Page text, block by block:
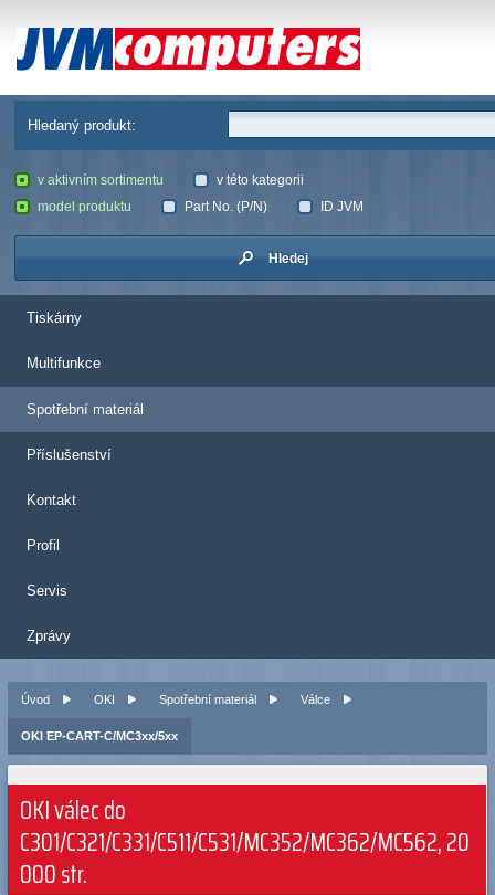
JVM Computers
Hledaný produkt:
v aktivním sortimentu
v této kategorii
model produktu
Part No. (P/N) ID JVM
Hledej
Tiskárny
Multifunkce
Spotřební materiál
Příslušenství
Kontakt
Profil
Servis
Zprávy
Úvod OKI Spotřební materiál Válce
OKI EP-CART-C/MC3xx/5xx
OKI válec do
C301/C321/C331/C511/C531/MC352/MC362/MC562, 20
000 str.